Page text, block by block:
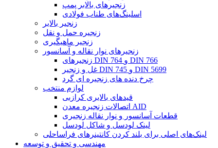
زنجیرهای بالابر پمپ
اسلینگ‌های طناب فولادی
زنجیر بالابر
زنجیره حمل و نقل
زنجیر ماهیگیری
زنجیرهای نوار نقاله و آسانسور
زنجیرهای DIN 764 و DIN 766
غل و زنجیر DIN 745 و DIN 5699
چرخ دنده های زنجیره ای گرد
لوازم منتخب
قیدهای بالابری کرازبی
اتصالات زنجیره معدن AID
قطعات آسانسور و نوار نقاله زنجیری
لینک لودسل و شاکل لودسل
لینک‌های اصلی برای بلند کردن کانتینرهای فراساحلی
مهندسی و تحقیق و توسعه